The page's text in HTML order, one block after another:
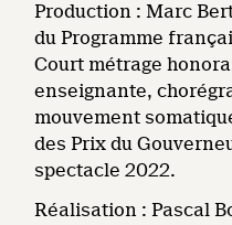
Production : Marc
du Programme
Court métrage
enseignante,
mouvement
des Prix du
spectacle 2022.
Réalisation : Pascal